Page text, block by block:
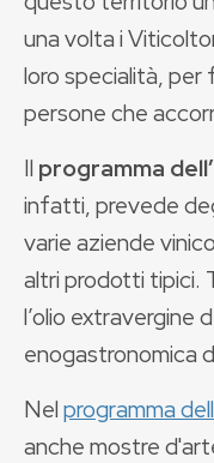
una volta i
loro specialità, per
persone che
Il programma
infatti, prevede
varie aziende
altri prodotti tipici.
l’olio extravergine
enogastronomica
Nelprogramma
anche mostre